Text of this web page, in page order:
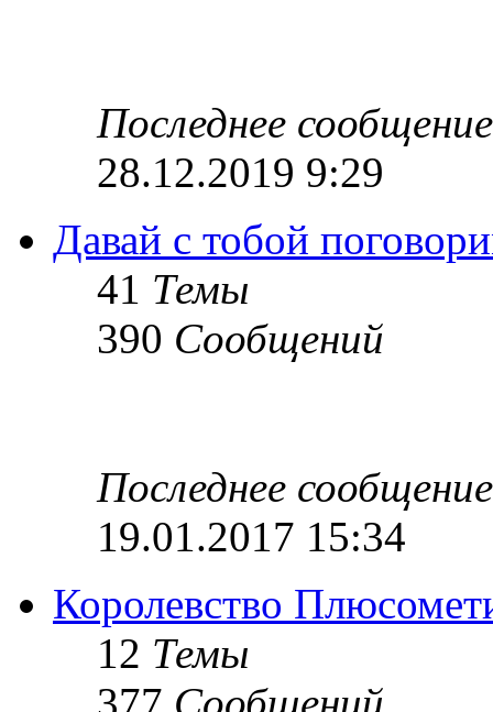
Последнее сообщение
28.12.2019 9:29
Давай с тобой
41 Темы
390 Сообщений
Последнее сообщение
19.01.2017 15:34
Королевство
12 Темы